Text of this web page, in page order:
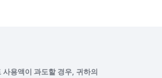
용액이 과도할 경우, 귀하의